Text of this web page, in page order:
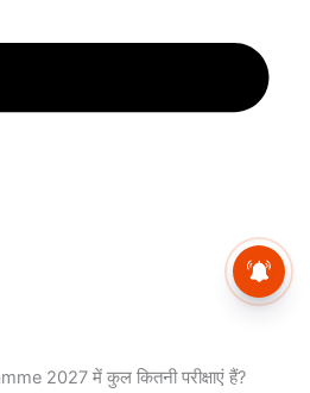
2027 में कुल कितनी परीक्षाएं हैं?